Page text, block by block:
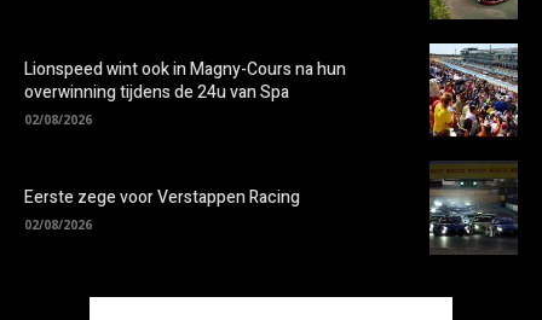
Lionspeed wint ook in Magny-Cours na hun
overwinning tijdens de 24u van Spa
02/08/2026
Eerste zege voor Verstappen Racing
02/08/2026